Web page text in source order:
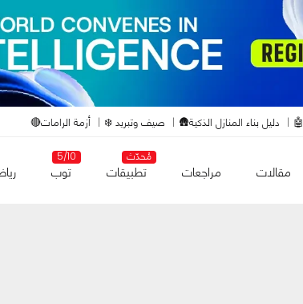
دليل بناء المنازل الذكية🛖 صيف وتبريد ❄️ أزمة الرامات🔴
مقالات مراجعات
مُحدّث
تطبيقات
5/10
توب